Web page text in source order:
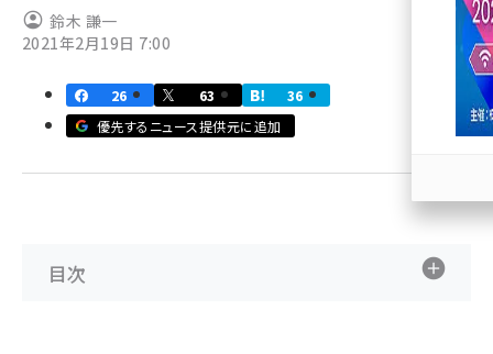
meo (1277)
llmo (1166)
鈴木 謙一
2021年2月19日 7:00
26 63
36
優先するニュース提供元に追加
目次